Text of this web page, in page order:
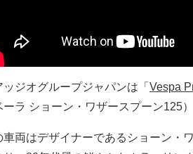
ッジオグループジャパンは「 Vespa
ーラ ショーン・ワザースプーン125
車両はデザイナーであるショーン・